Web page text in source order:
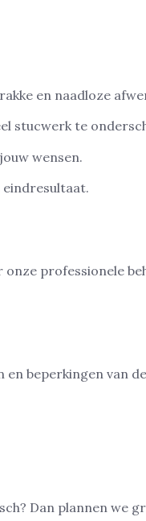
en naadloze
stucwerk te
wensen.
eindresultaat.
beperkingen van
Dan plannen we